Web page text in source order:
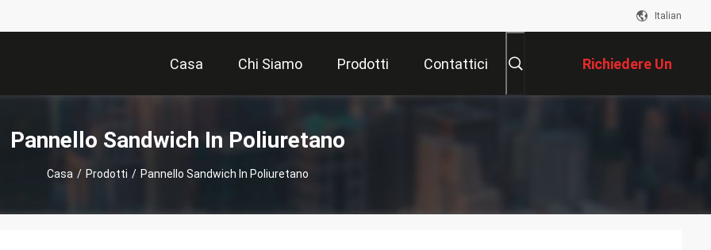
Italian
Casa Chi Siamo Prodotti Contattici Richiedere Un
Preventivo
Pannello Sandwich In Poliuretano
Casa / Prodotti / Pannello Sandwich In Poliuretano